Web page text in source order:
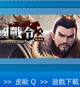
>> 皮歐 Q >> 遊戲下載